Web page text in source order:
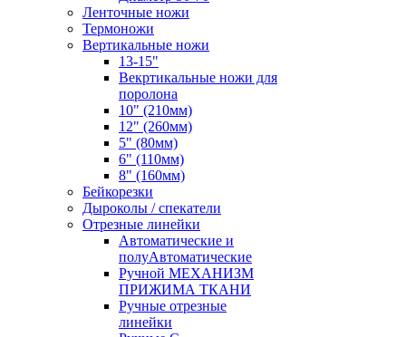
Ленточные ножи
Термоножи
Вертикальные ножи
13-15"
Векртикальные ножи для
поролона
10" (210мм)
12" (260мм)
5" (80мм)
6" (110мм)
8" (160мм)
Бейкорезки
Дыроколы / спекатели
Отрезные линейки
Автоматические и
полуАвтоматические
Ручной МЕХАНИЗМ
ПРИЖИМА ТКАНИ
Ручные отрезные
линейки